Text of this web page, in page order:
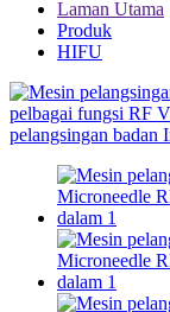
Laman Utama
Produk
HIFU